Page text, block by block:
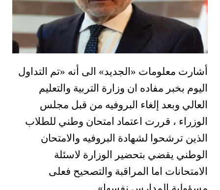
أشارت معلومات «الجديد» الى أنه «تم التداول
اليوم بخبر مفاده ان وزارة التربية والتعليم
العالي وبعد إلغاء البروفيه من قبل مجلس
الوزراء ، قررت اعتماد امتحان وطني للطلاب
الذين ترشحوا لشهادة البروفيه والامتحان
الوطني يقضي بتحضير الوزارة لاسئلة
الامتحانات اما المراقبة والتصحيح فعلى